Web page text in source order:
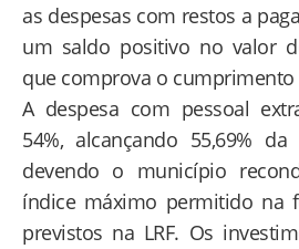
as despesas com restos a
um saldo positivo no valor
que comprova o cumprimento
A despesa com pessoal
54%, alcançando 55,69%
devendo o município
índice máximo permitido na
previstos na LRF. Os